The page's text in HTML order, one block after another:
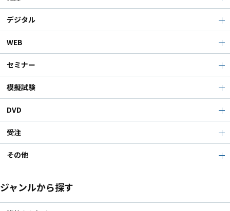
デジタル
WEB
セミナー
模擬試験
DVD
受注
その他
ジャンルから探す